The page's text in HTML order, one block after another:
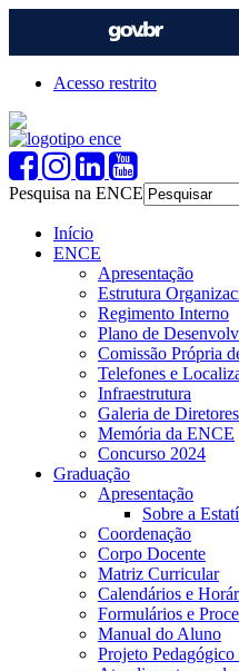
Acesso restrito
Pesquisa na ENCE
Início
ENCE
Apresentação
Estrutura
Regimento Interno
Plano de
Comissão Própria
Telefones e
Infraestrutura
Galeria de Diretores
Memória da ENCE
Concurso 2024
Graduação
Apresentação
Sobre a
Coordenação
Corpo Docente
Matriz Curricular
Calendários e
Formulários e
Manual do Aluno
Projeto